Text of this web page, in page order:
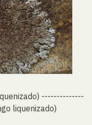
--------------
liquenizado)